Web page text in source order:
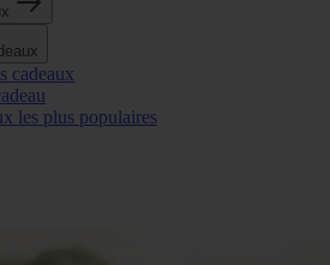
cadeaux
les plus populaires